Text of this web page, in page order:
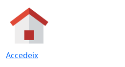
Accedeix